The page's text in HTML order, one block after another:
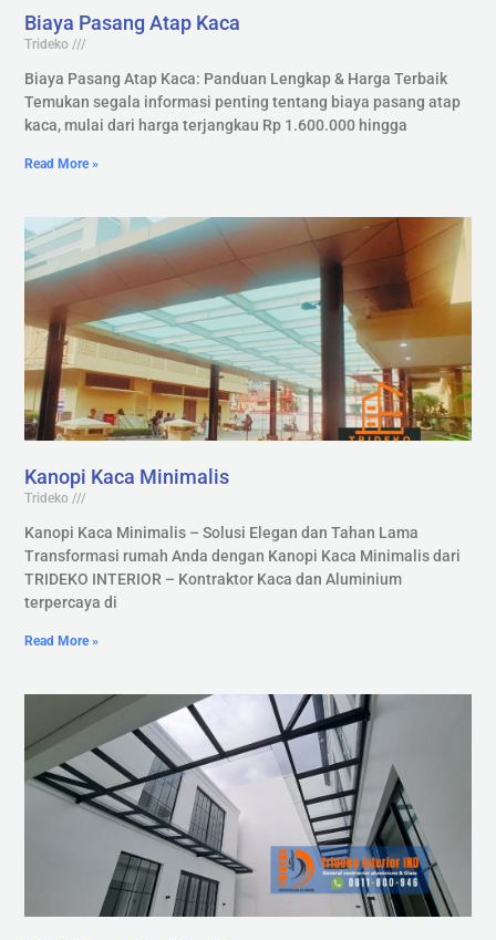
Biaya Pasang Atap Kaca
Trideko
Biaya Pasang Atap Kaca: Panduan Lengkap & Harga Terbaik
Temukan segala informasi penting tentang biaya pasang atap
kaca, mulai dari harga terjangkau Rp 1.600.000 hingga
Read More »
Kanopi Kaca Minimalis
Trideko
Kanopi Kaca Minimalis – Solusi Elegan dan Tahan Lama
Transformasi rumah Anda dengan Kanopi Kaca Minimalis dari
TRIDEKO INTERIOR – Kontraktor Kaca dan Aluminium
terpercaya di
Read More »